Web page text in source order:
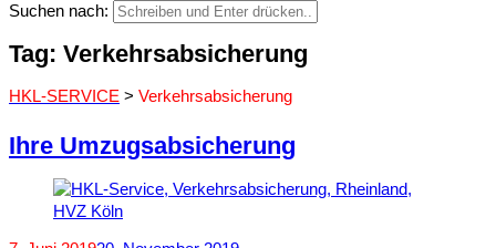
Suchen nach:
Tag: Verkehrsabsicherung
HKL-SERVICE > Verkehrsabsicherung
Ihre Umzugsabsicherung